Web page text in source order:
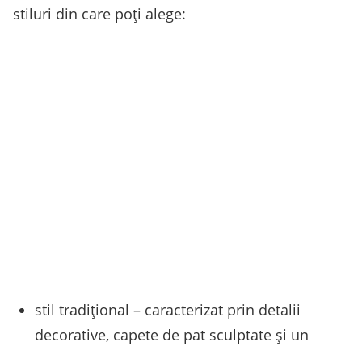
stiluri din care poți alege:
stil tradițional – caracterizat prin detalii
decorative, capete de pat sculptate și un